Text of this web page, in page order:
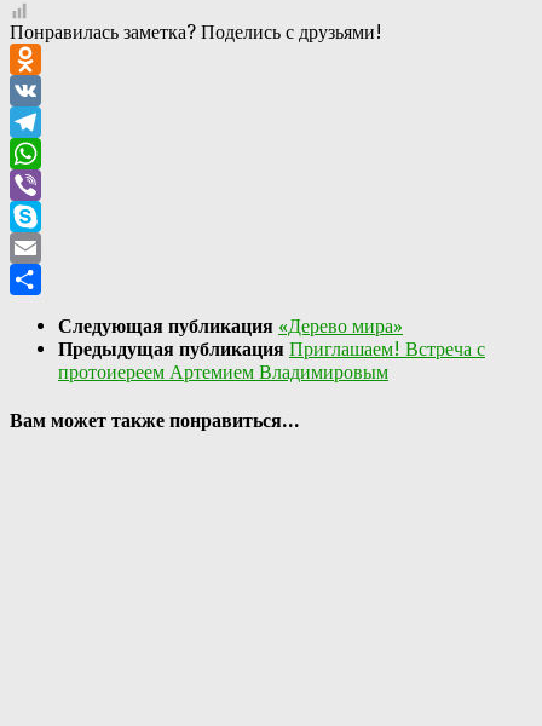
Понравилась заметка? Поделись с друзьями!
Odnoklassniki
VK
Telegram
WhatsApp
Viber
Skype
Email
Следующая публикация «Дерево мира»
Предыдущая публикация Приглашаем! Встреча с
протоиереем Артемием Владимировым
Вам может также понравиться...